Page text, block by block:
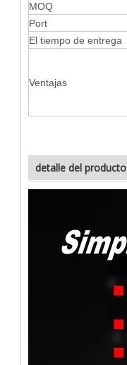
MOQ
Port
El tiempo de entrega
Ventajas
detalle del producto